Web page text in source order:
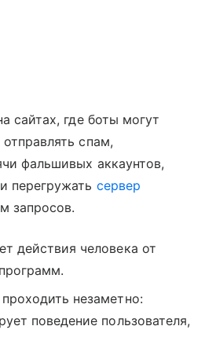
сайтах, где боты могут
спам,
фальшивых аккаунтов,
перегружать сервер
запросов.
действия человека от
незаметно:
поведение пользователя,